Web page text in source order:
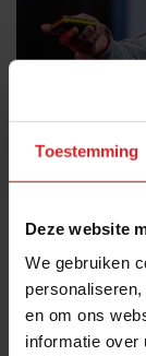
Toestemming
Deze website
We gebruiken
en om ons
informatie over
3
the edge